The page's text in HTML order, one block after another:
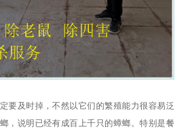
要及时掉，不然以它们的繁殖能力很容易泛
，说明已经有成百上千只的蟑螂。特别是餐